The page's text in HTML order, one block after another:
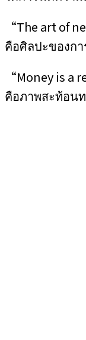
“The art of
คือศิลปะของกา
“Money is a
คือภาพสะท้อน